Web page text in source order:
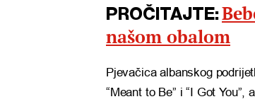
PROČITAJTE:
našom obalom
Pjevačica albanskog
“Meant to Be” i “I Got